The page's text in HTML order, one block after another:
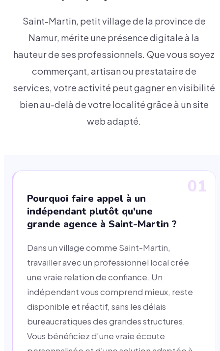
Saint-Martin, petit village de la province de
Namur, mérite une présence digitale à la
hauteur de ses professionnels. Que vous soyez
commerçant, artisan ou prestataire de
services, votre activité peut gagner en visibilité
bien au-delà de votre localité grâce à un site
web adapté.
01
Pourquoi faire appel à un
indépendant plutôt qu'une
grande agence à Saint-Martin ?
Dans un village comme Saint-Martin,
travailler avec un professionnel local crée
une vraie relation de confiance. Un
indépendant vous comprend mieux, reste
disponible et réactif, sans les délais
bureaucratiques des grandes structures.
Vous bénéficiez d'une vraie écoute